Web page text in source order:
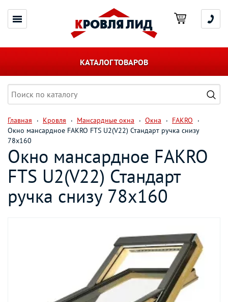
КАТАЛОГ ТОВАРОВ
Главная Кровля Мансардные окна Окна
FAKRO
Окно мансардное FAKRO FTS U2(V22) Стандарт ручка снизу
78х160
Окно мансардное FAKRO
FTS U2(V22) Стандарт
ручка снизу 78х160